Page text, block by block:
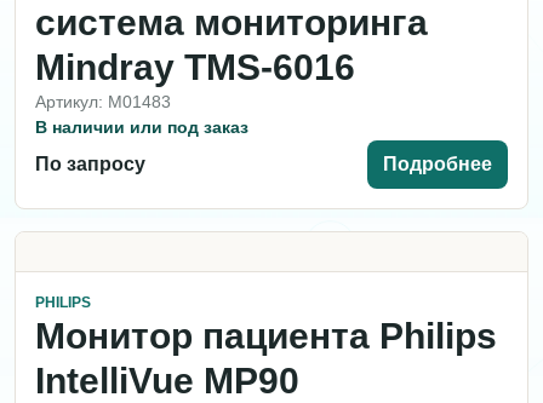
система мониторинга
Mindray TMS-6016
Артикул: M01483
В наличии или под заказ
По запросу Подробнее
PHILIPS
Монитор пациента Philips
IntelliVue MP90